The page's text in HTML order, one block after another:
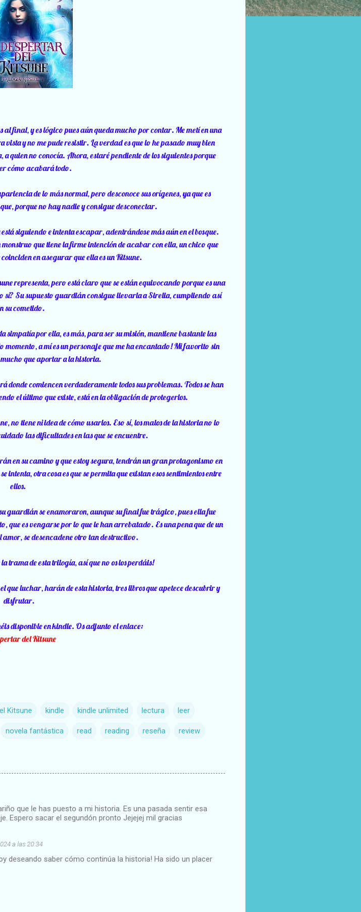
final, y es lógico pues aún queda mucho por contar. Me metí en una
y no me pude resistir. La verdad es que lo he pasado muy bien
quien no conocía. Ahora, estaré pendiente de los siguientes porque
cómo acabará todo.
de lo más normal, pero desconoce sus orígenes, ya que es
porque no hay nadie y consigue desconectar.
siguiendo e intenta escapar, adentrándose más aún en el bosque.
que tiene la firme intención de acabar con ella, un chico que
en asegurar que ella es un Kitsune.
representa, pero está claro que se están equivocando porque es una
sí? Su supuesto guardián consigue llevarla a Sirelia, cumpliendo así
su cometido.
por ella, es más, para ser su misión, mantiene bastante las
momento, a mí es un personaje que me ha encantado! Mi favorito sin
que aportar a la historia.
comiencen verdaderamente todos sus problemas. Todos se han
el último que existe, está en la obligación de protegerlos.
no tiene ni idea de cómo usarlos. Eso sí, los malos de la historia no lo
las dificultades en las que se encuentre.
en su camino y que estoy segura, tendrán un gran protagonismo en
otra cosa es que se permita que existan esos sentimientos entre
ellos.
guardián se enamoraron, aunque su final fue trágico, pues ella fue
que es vengarse por lo que le han arrebatado. Es una pena que de un
amor, se desencadene otro tan destructivo.
trama de esta trilogía, así que no os los perdáis!
que luchar, harán de esta historia, tres libros que apetece descubrir y
disfrutar.
disponible en kindle. Os adjunto el enlace:
del Kitsune
Kitsune kindle kindle unlimited lectura leer
novela fantástica read reading reseña review
que le has puesto a mi historia. Es una pasada sentir esa
Espero sacar el segundón pronto Jejejej mil gracias
a las 20:34
deseando saber cómo continúa la historia! Ha sido un placer